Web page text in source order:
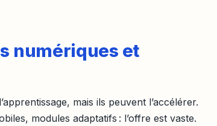
numériques et
mais ils peuvent l’accélérer.
modules adaptatifs : l’offre est vaste.